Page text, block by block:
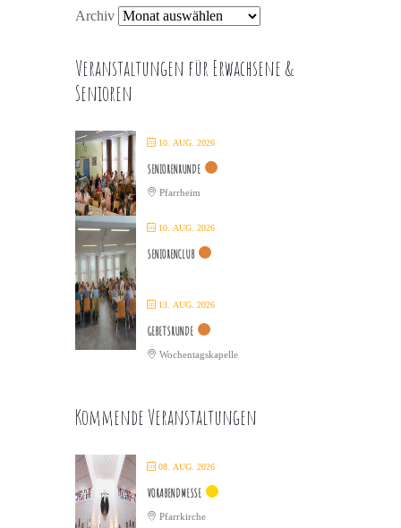
Archiv
Veranstaltungen für Erwachsene &
Senioren
10. AUG. 2026
SENIORENRUNDE
Pfarrheim
10. AUG. 2026
SENIORENCLUB
13. AUG. 2026
GEBETSRUNDE
Wochentagskapelle
Kommende Veranstaltungen
08. AUG. 2026
VORABENDMESSE
Pfarrkirche